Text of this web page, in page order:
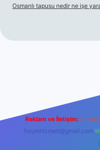
Osmanlı tapusu nedir ne işe
Reklam ve İletişim: E-mail:
forumhizmeti@gmail.com